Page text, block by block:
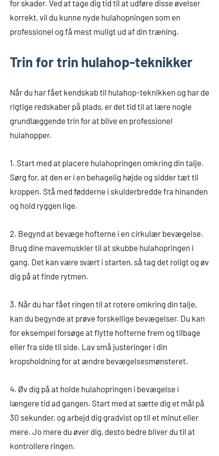
for skader. Ved at tage dig tid til at udføre disse øvelser
korrekt, vil du kunne nyde hulahopningen som en
professionel og få mest muligt ud af din træning.
Trin for trin hulahop-teknikker
Når du har fået kendskab til hulahop-teknikken og har de
rigtige redskaber på plads, er det tid til at lære nogle
grundlæggende trin for at blive en professionel
hulahopper.
1. Start med at placere hulahopringen omkring din talje.
Sørg for, at den er i en behagelig højde og sidder tæt til
kroppen. Stå med fødderne i skulderbredde fra hinanden
og hold ryggen lige.
2. Begynd at bevæge hofterne i en cirkulær bevægelse.
Brug dine mavemuskler til at skubbe hulahopringen i
gang. Det kan være svært i starten, så tag det roligt og øv
dig på at finde rytmen.
3. Når du har fået ringen til at rotere omkring din talje,
kan du begynde at prøve forskellige bevægelser. Du kan
for eksempel forsøge at flytte hofterne frem og tilbage
eller fra side til side. Lav små justeringer i din
kropsholdning for at ændre bevægelsesmønsteret.
4. Øv dig på at holde hulahopringen i bevægelse i
længere tid ad gangen. Start med at sætte dig et mål på
30 sekunder, og arbejd dig gradvist op til et minut eller
mere. Jo mere du øver dig, desto bedre bliver du til at
kontrollere ringen.